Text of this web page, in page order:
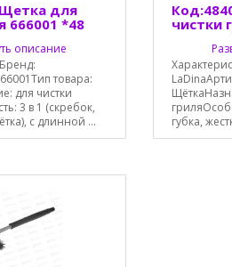
для
666001 *48
описание
товара:
для чистки
3 в 1 (скребок,
с длинной ...
чистки
губка,